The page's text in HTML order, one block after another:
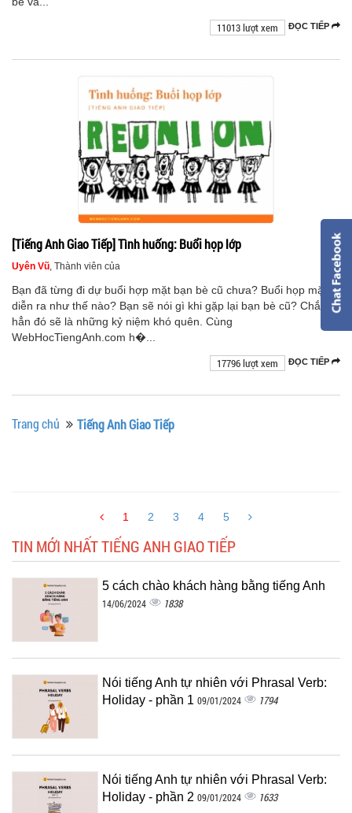
ĐỌC TIẾP
11013 lượt xem
[Tiếng Anh Giao Tiếp] Tình huống: Buổi họp lớp
Uyên Vũ , Thành viên của
Bạn đã từng đi dự buổi hợp mặt bạn bè cũ chưa? Buổi họp mặt
diễn ra như thế nào? Bạn sẽ nói gì khi gặp lại bạn bè cũ? Chắc
hẳn đó sẽ là những kỷ niệm khó quên. Cùng
WebHocTiengAnh.com h�...
ĐỌC TIẾP
17796 lượt xem
Trang chủ Tiếng Anh Giao Tiếp
1 2 3 4 5
TIN MỚI NHẤT TIẾNG ANH GIAO TIẾP
5 cách chào khách hàng bằng tiếng Anh
14/06/2024 1838
Nói tiếng Anh tự nhiên với Phrasal Verb:
Holiday - phần 1 09/01/2024 1794
Nói tiếng Anh tự nhiên với Phrasal Verb:
Holiday - phần 2 09/01/2024 1633